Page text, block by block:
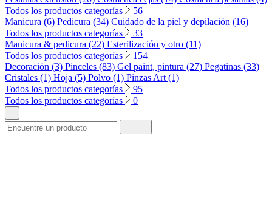
Todos los productos categorías
56
Manicura (6) Pedicura (34) Cuidado de la piel y depilación (16)
Todos los productos categorías
33
Manicura & pedicura (22) Esterilización y otro (11)
Todos los productos categorías
154
Decoración (3) Pinceles (83) Gel paint, pintura (27) Pegatinas (33)
Cristales (1) Hoja (5) Polvo (1) Pinzas Art (1)
Todos los productos categorías
95
Todos los productos categorías
0